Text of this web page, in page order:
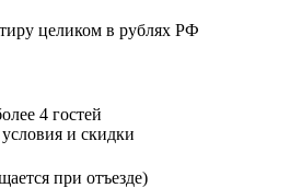
целиком в рублях РФ
4 гостей
и скидки
при отъезде)